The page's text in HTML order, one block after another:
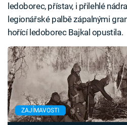
ledoborec, přístav, i přilehlé
legionářské palbě zápalnými
hořící ledoborec Bajkal opustila.
ZAJÍMAVOSTI